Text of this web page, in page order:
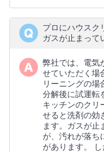
プロにハウスク
ガスが止まって
弊社では、電気
せていただく場
リーニングの場
分解後に試運転
キッチンのクリ
せると洗剤の効
ます。ガスが止
が、汚れが落ち
があります。